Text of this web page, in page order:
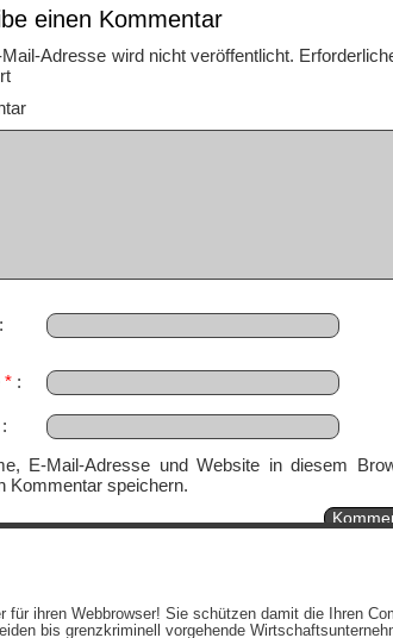
einen Kommentar
Adresse wird nicht veröffentlicht.
*
E-Mail-Adresse und Website in diesem
Kommentar speichern.
Beiträge (RSS)und
ihren Webbrowser! Sie schützen damit die Ihren
bis grenzkriminell vorgehende